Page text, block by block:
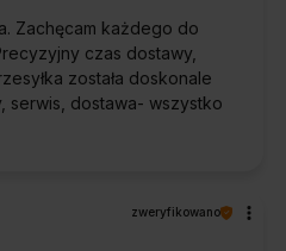
Zachęcam każdego do
czas dostawy,
została doskonale
serwis, dostawa- wszystko
zweryfikowano